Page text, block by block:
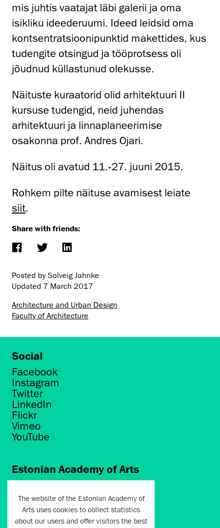
mis juhtis vaatajat läbi galerii ja oma
isikliku ideederuumi. Ideed leidsid oma
kontsentratsioonipunktid makettides, kus
tudengite otsingud ja tööprotsess oli
jõudnud küllastunud olekusse.
Näituste kuraatorid olid arhitektuuri II
kursuse tudengid, neid juhendas
arhitektuuri ja linnaplaneerimise
osakonna prof. Andres Ojari.
Näitus oli avatud 11.-27. juuni 2015.
Rohkem pilte näituse avamisest leiate
siit.
Share with friends:
Posted by Solveig Jahnke
Updated 7 March 2017
Architecture and Urban Design
Faculty of Architecture
Social
Facebook
Instagram
Twitter
LinkedIn
Flickr
Vimeo
YouTube
Estonian Academy of Arts
Tallinn 10412
artun@artun.ee
The website of the Estonian Academy of
Arts uses cookies to collect statistics
about our users and offer visitors the best